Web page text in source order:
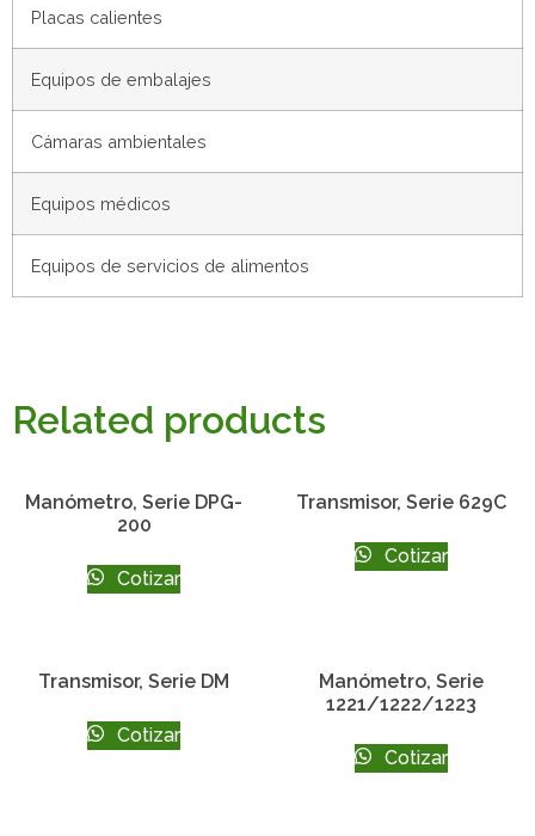
Placas calientes
Equipos de embalajes
Cámaras ambientales
Equipos médicos
Equipos de servicios de alimentos
Related products
Manómetro, Serie DPG-
200
Cotizar
Transmisor, Serie 629C
Cotizar
Transmisor, Serie DM
Cotizar
Manómetro, Serie
1221/1222/1223
Cotizar